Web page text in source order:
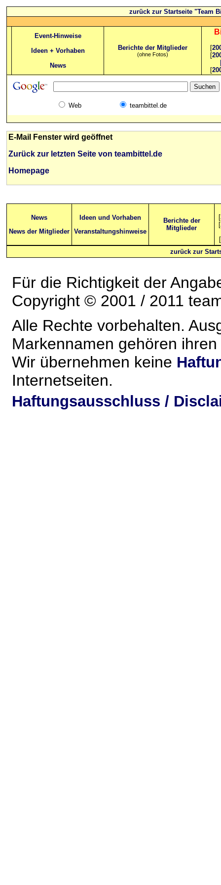
zurück zur Startseite "Team
Event-Hinweise
Ideen + Vorhaben
News
Berichte der Mitglieder
(ohne Fotos)
[
[
[
Web teambittel.de
E-Mail Fenster wird geöffnet
Zurück zur letzten Seite von teambittel.de
Homepage
News
News der Mitglieder
Ideen und Vorhaben
Veranstaltungshinweise
Berichte der
Mitglieder
[
[
[
zurück zur
Für die Richtigkeit der
Copyright © 2001 / 2011
Alle Rechte vorbehalten.
Markennamen gehören
Wir übernehmen keine
Internetseiten.
Haftungsausschluss /